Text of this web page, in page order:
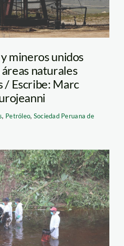
mineros unidos
naturales
/ Escribe: Marc
, Petróleo, Sociedad Peruana de